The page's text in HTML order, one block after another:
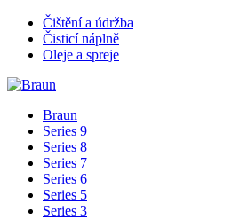
Čištění a údržba
Čisticí náplně
Oleje a spreje
Braun
Series 9
Series 8
Series 7
Series 6
Series 5
Series 3